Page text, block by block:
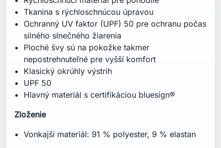
Tkanina s rýchloschnúcou úpravou
Ochranný UV faktor (UPF) 50 pre ochranu počas
silného slnečného žiarenia
Ploché švy sú na pokožke takmer
nepostrehnuteľné pre vyšší komfort
Klasický okrúhly výstrih
UPF 50
Hlavný materiál s certifikáciou bluesign®
Zloženie
Vonkajší materiál: 91 % polyester, 9 % elastan